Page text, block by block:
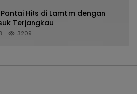
Hits di Lamtim dengan
Terjangkau
3209